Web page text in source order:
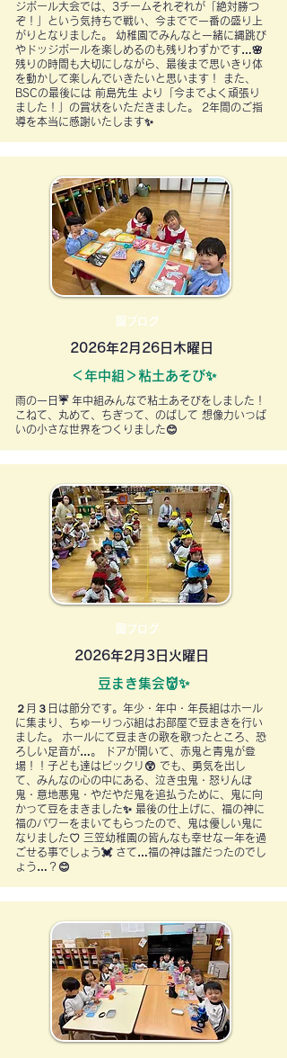
ジボール大会では、3チームそれぞれが「絶対勝つ
ぞ！」という気持ちで戦い、今までで一番の盛り上
がりとなりました。 幼稚園でみんなと一緒に縄跳び
やドッジボールを楽しめるのも残りわずかです…🌸
残りの時間も大切にしながら、最後まで思いきり体
を動かして楽しんでいきたいと思います！ また、
BSCの最後には 前島先生 より「今までよく頑張り
ました！」の賞状をいただきました。 2年間のご指
導を本当に感謝いたします✨
園ブログ
2026年2月26日木曜日
＜年中組＞粘土あそび✨
雨の一日☔ 年中組みんなで粘土あそびをしました！
こねて、丸めて、ちぎって、のばして 想像力いっぱ
いの小さな世界をつくりました😊
園ブログ
2026年2月3日火曜日
豆まき集会👹✨
２月３日は節分です。年少・年中・年長組はホール
に集まり、ちゅーりっぷ組はお部屋で豆まきを行い
ました。 ホールにて豆まきの歌を歌ったところ、恐
ろしい足音が…。 ドアが開いて、赤鬼と青鬼が登
場！！子ども達はビックリ😲 でも、勇気を出し
て、みんなの心の中にある、泣き虫鬼・怒りんぼ
鬼・意地悪鬼・やだやだ鬼を追払うために、鬼に向
かって豆をまきました✨ 最後の仕上げに、福の神に
福のパワーをまいてもらったので、鬼は優しい鬼に
なりました♡ 三笠幼稚園の皆んなも幸せな一年を過
ごせる事でしょう💓 さて…福の神は誰だったのでし
ょう…？😊